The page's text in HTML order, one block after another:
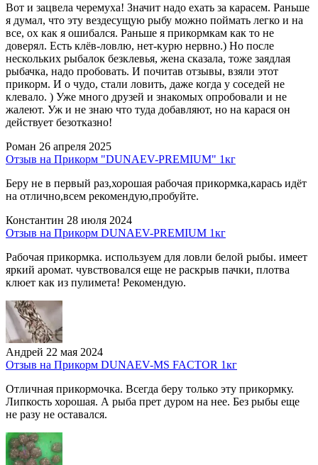
Вот и зацвела черемуха! Значит надо ехать за карасем. Раньше
я думал, что эту вездесущую рыбу можно поймать легко и на
все, ох как я ошибался. Раньше я прикормкам как то не
доверял. Есть клёв-ловлю, нет-курю нервно.) Но после
нескольких рыбалок безклевья, жена сказала, тоже заядлая
рыбачка, надо пробовать. И почитав отзывы, взяли этот
прикорм. И о чудо, стали ловить, даже когда у соседей не
клевало. ) Уже много друзей и знакомых опробовали и не
жалеют. Уж и не знаю что туда добавляют, но на карася он
действует безотказно!
Роман 26 апреля 2025
Отзыв на Прикорм "DUNAEV-PREMIUM" 1кг
Беру не в первый раз,хорошая рабочая прикормка,карась идёт
на отлично,всем рекомендую,пробуйте.
Константин 28 июля 2024
Отзыв на Прикорм DUNAEV-PREMIUM 1кг
Рабочая прикормка. используем для ловли белой рыбы. имеет
яркий аромат. чувствовался еще не раскрыв пачки, плотва
клюет как из пулимета! Рекомендую.
Андрей 22 мая 2024
Отзыв на Прикорм DUNAEV-MS FACTOR 1кг
Отличная прикормочка. Всегда беру только эту прикормку.
Липкость хорошая. А рыба прет дуром на нее. Без рыбы еще
не разу не оставался.